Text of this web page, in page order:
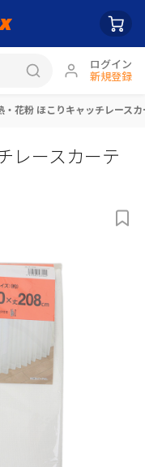
ログイン
新規登録
・花粉 ほこりキャッチレース
レースカーテ